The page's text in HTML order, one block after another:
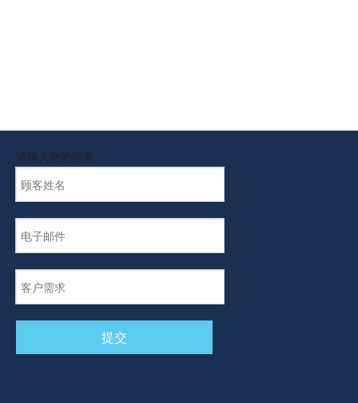
请输入您的信息
提交